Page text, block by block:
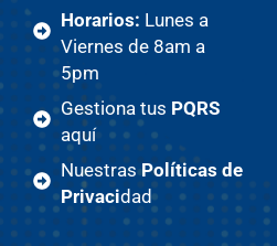
Horarios: Lunes a
Viernes de 8am a
5pm
Gestiona tus PQRS
aquí
NuestrasPolíticas de
Privacidad